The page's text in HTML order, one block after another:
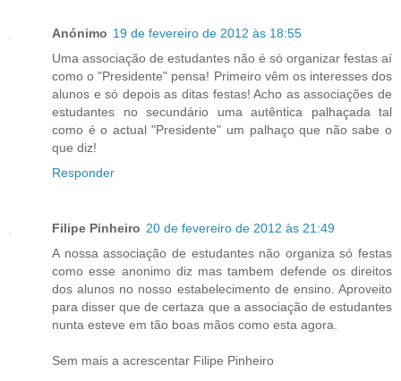
Anónimo 19 de fevereiro de 2012 às 18:55
Uma associação de estudantes não é só organizar festas aí
como o "Presidente" pensa! Primeiro vêm os interesses dos
alunos e só depois as ditas festas! Acho as associações de
estudantes no secundário uma autêntica palhaçada tal
como é o actual "Presidente" um palhaço que não sabe o
que diz!
Responder
Filipe Pinheiro 20 de fevereiro de 2012 às 21:49
A nossa associação de estudantes não organiza só festas
como esse anonimo diz mas tambem defende os direitos
dos alunos no nosso estabelecimento de ensino. Aproveito
para disser que de certaza que a associação de estudantes
nunta esteve em tão boas mãos como esta agora.
Sem mais a acrescentar Filipe Pinheiro